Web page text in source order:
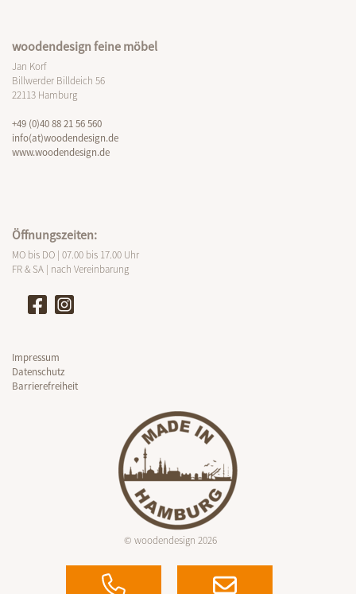
woodendesign feine möbel
Jan Korf
Billwerder Billdeich 56
22113 Hamburg
+49 (0)40 88 21 56 560
info(at)woodendesign.de
www.woodendesign.de
Öffnungszeiten:
MO bis DO | 07.00 bis 17.00 Uhr
FR & SA | nach Vereinbarung
Impressum
Datenschutz
Barrierefreiheit
© woodendesign 2026